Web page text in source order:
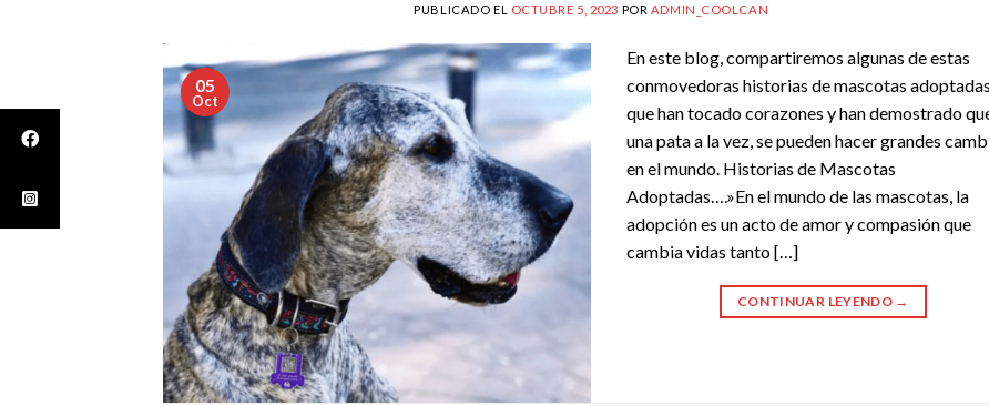
PUBLICADO EL OCTUBRE 5, 2023 POR ADMIN_COOLCAN
05
Oct
En este blog, compartiremos algunas de estas
conmovedoras historias de mascotas adoptadas
que han tocado corazones y han demostrado
una pata a la vez, se pueden hacer grandes
en el mundo. Historias de Mascotas
Adoptadas….»En el mundo de las mascotas, la
adopción es un acto de amor y compasión que
cambia vidas tanto […]
CONTINUAR LEYENDO →